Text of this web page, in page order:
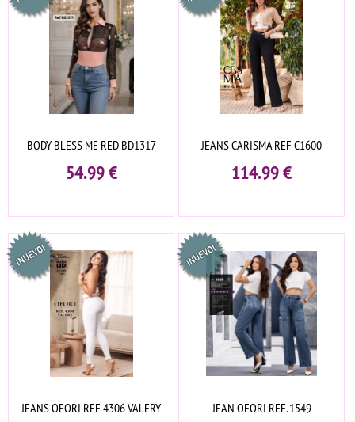
BODY BLESS ME RED BD1317
54.99€
JEANS CARISMA REF C1600
114.99€
JEANS OFORI REF 4306 VALERY JEAN OFORI REF. 1549